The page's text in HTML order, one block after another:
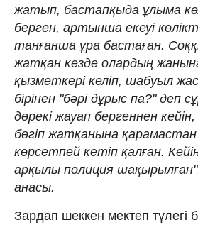
жатып, бастапқыда ұлыма
берген, артынша екеуі
танғанша ұра бастаған.
жатқан кезде олардың
қызметкері келіп, шабуыл
бірінен "бәрі дұрыс па?" деп
дөрекі жауап бергеннен
бөгіп жатқанына
көрсетпей кетіп қалған.
арқылы полиция
анасы.
Зардап шеккен мектеп түлегі